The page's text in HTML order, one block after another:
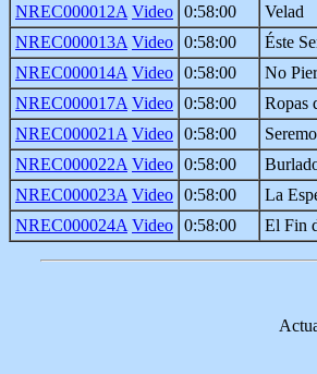
NREC000012A Video 0:58:00
Velad
NREC000013A Video 0:58:00
Éste
NREC000014A Video 0:58:00
No
NREC000017A Video 0:58:00
Ropas
NREC000021A Video 0:58:00
NREC000022A Video 0:58:00
NREC000023A Video 0:58:00
La
NREC000024A Video 0:58:00 El Fin